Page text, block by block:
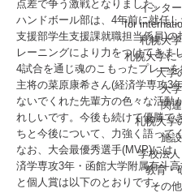
インタ
for
札幌大
札幌大学に
大学
大
関
札幌大学
施
学校法
教育・
その
点差で争う激戦となりました。
ハンドボール部は、4年前に就任
支援部学生支援課就職担当係員)
レーニングにより力をつけてきま
4試合を通じ魂のこもったプレー
主将の菜原康希さん(経済学専攻3
ないでくれた先輩方の色々な活動
れしいです。今後も続けて優勝で
ちと今後について、力強く語って
なお、大会最優秀選手(MVP)には
済学専攻3年・函館大学附属有斗
と個人賞は以下のとおりです。